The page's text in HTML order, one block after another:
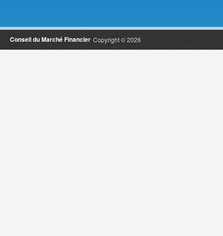
Copyright © 2026
Conseil du Marché Financier